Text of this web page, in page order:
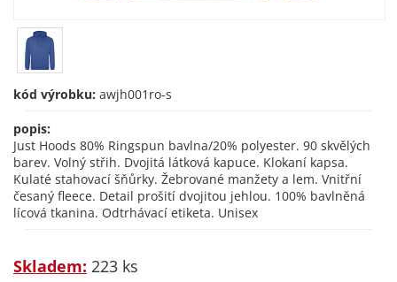
kód výrobku: awjh001ro-s
popis:
Just Hoods 80% Ringspun bavlna/20% polyester. 90 skvělých
barev. Volný střih. Dvojitá látková kapuce. Klokaní kapsa.
Kulaté stahovací šňůrky. Žebrované manžety a lem. Vnitřní
česaný fleece. Detail prošití dvojitou jehlou. 100% bavlněná
lícová tkanina. Odtrhávací etiketa. Unisex
Skladem: 223 ks